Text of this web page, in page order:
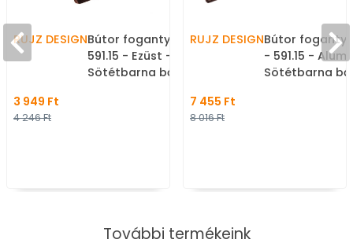
RUJZ DESIGNBútor fogantyú - 16 mm -
591.15 - Ezüst -
Sötétbarna bőr -
3 949 Ft
4 246 Ft
RUJZ DESIGNBútor
- 591.15 -
Sötétbarna
7 455 Ft
8 016 Ft
További termékeink